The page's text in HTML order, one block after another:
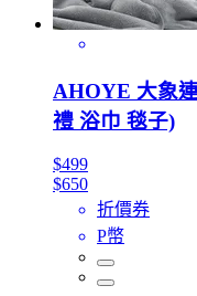
AHOYE 大象
禮 浴巾 毯子)
$499
$650
折價券
P幣